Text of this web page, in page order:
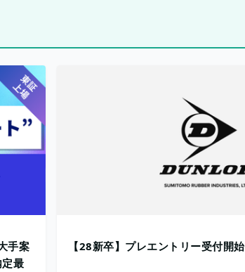
手案
最
【28新卒】プレエントリー受付開始